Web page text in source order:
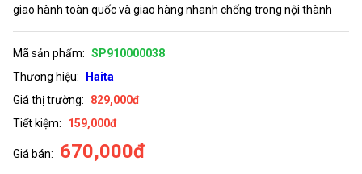
giao hành toàn quốc và giao hàng nhanh chống trong nội thành
Mã sản phẩm: SP910000038
Thương hiệu:
Haita
Giá thị trường: 829,000đ
Tiết kiệm:
159,000đ
Giá bán: 670,000đ